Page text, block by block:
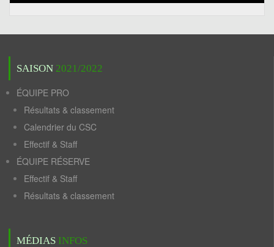
SAISON 2021/2022
ÉQUIPE PRO
Résultats & classement
Calendrier du CSC
Effectif & Staff
ÉQUIPE RÉSERVE
Effectif & Staff
Résultats & classement
MÉDIAS INFOS